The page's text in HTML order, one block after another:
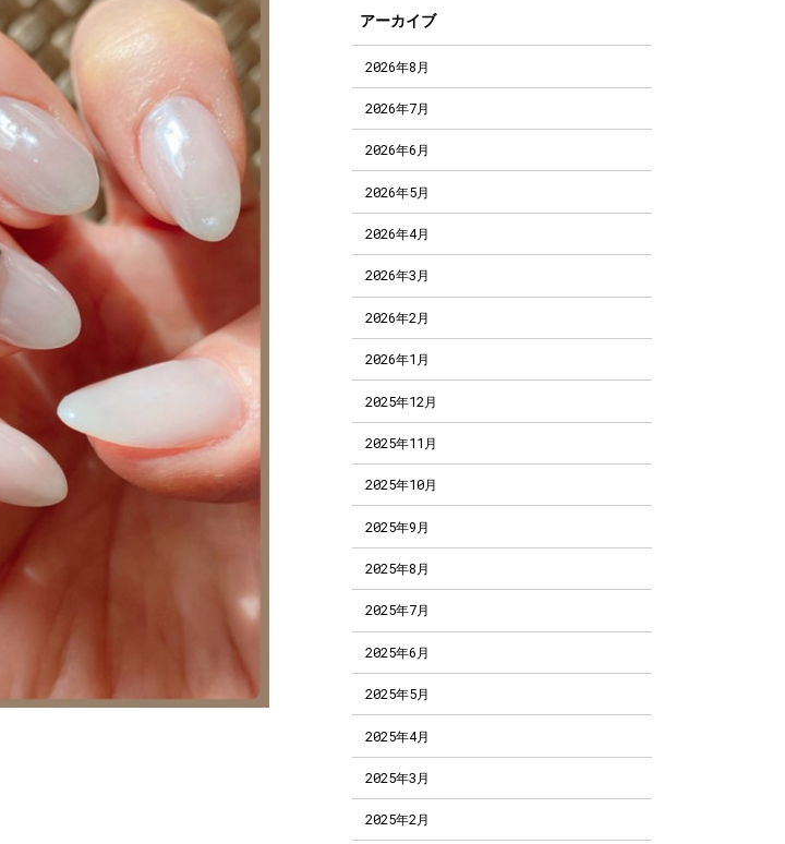
アーカイブ
2026年8月
2026年7月
2026年6月
2026年5月
2026年4月
2026年3月
2026年2月
2026年1月
2025年12月
2025年11月
2025年10月
2025年9月
2025年8月
2025年7月
2025年6月
2025年5月
2025年4月
2025年3月
2025年2月